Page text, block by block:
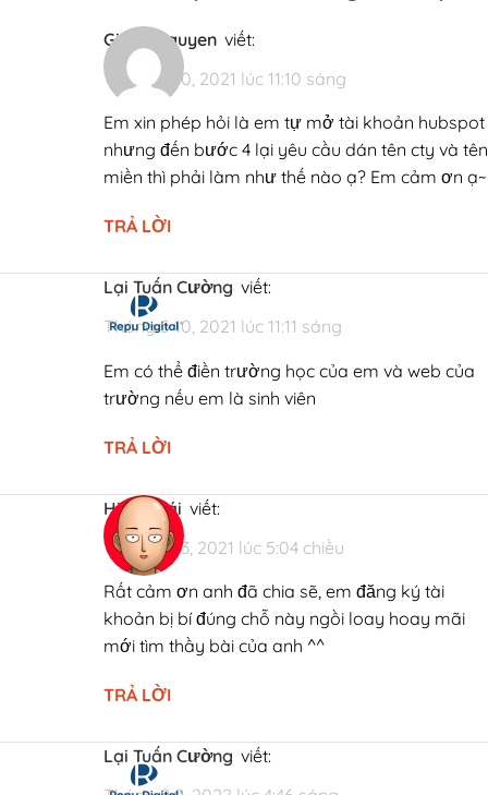
24h kể từ khi được mời nhé, không thì hết hạn.
Nếu quá 24h, link kích hoạt bị hết hạn, nhấn vào đây để Reset
lại Password rồi làm theo hướng dẫn của HubSpot để lấy
thông tin đăng nhập nhé. Nhưng tốt nhất là nên kích hoạt
bằng cách nhấn vào đây. Sau đó, check email, click đường
Ginny Nguyen viết:
Tháng 5 10, 2021 lúc 11:10 sáng
Em xin phép hỏi là em tự mở tài khoản hubspot
nhưng đến bước 4 lại yêu cầu dán tên cty và tên
miền thì phải làm như thế nào ạ? Em cảm ơn ạ~
TRẢ LỜI
Lại Tuấn Cường viết:
Tháng 5 10, 2021 lúc 11:11 sáng
Em có thể điền trường học của em và web của
trường nếu em là sinh viên
TRẢ LỜI
Hiệp Thái viết:
Tháng 6 13, 2021 lúc 5:04 chiều
Rất cảm ơn anh đã chia sẽ, em đăng ký tài
khoản bị bí đúng chỗ này ngồi loay hoay mãi
mới tìm thầy bài của anh ^^
TRẢ LỜI
Lại Tuấn Cường viết: